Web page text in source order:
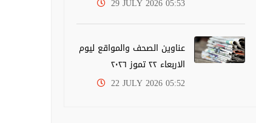
29 JULY 2026 05:53
عناوين الصحف والمواقع ليوم
الاربعاء ٢٢ تموز ٢٠٢٦
22 JULY 2026 05:52